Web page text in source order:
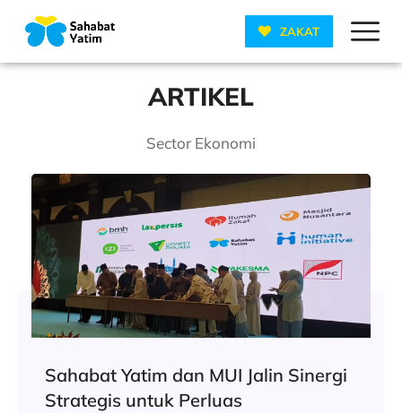
ZAKAT
ARTIKEL
Sector Ekonomi
Sahabat Yatim dan MUI Jalin Sinergi
Strategis untuk Perluas